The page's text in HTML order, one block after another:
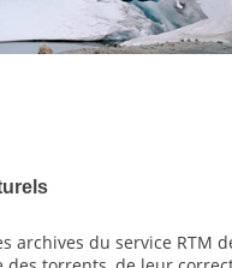
du service RTM